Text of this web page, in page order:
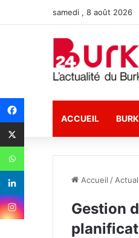
samedi , 8 août 2026
ACCUEIL
Accueil /
Gestion